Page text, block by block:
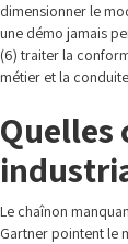
dimensionner le
une démo jamais
(6) traiter la
métier et la
Quelles
Le chaînon
Gartner pointent le